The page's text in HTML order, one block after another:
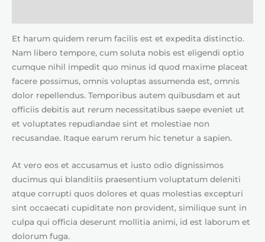
Et harum quidem rerum facilis est et expedita distinctio.
Nam libero tempore, cum soluta nobis est eligendi optio
cumque nihil impedit quo minus id quod maxime placeat
facere possimus, omnis voluptas assumenda est, omnis
dolor repellendus. Temporibus autem quibusdam et aut
officiis debitis aut rerum necessitatibus saepe eveniet ut
et voluptates repudiandae sint et molestiae non
recusandae. Itaque earum rerum hic tenetur a sapien.
At vero eos et accusamus et iusto odio dignissimos
ducimus qui blanditiis praesentium voluptatum deleniti
atque corrupti quos dolores et quas molestias excepturi
sint occaecati cupiditate non provident, similique sunt in
culpa qui officia deserunt mollitia animi, id est laborum et
dolorum fuga.